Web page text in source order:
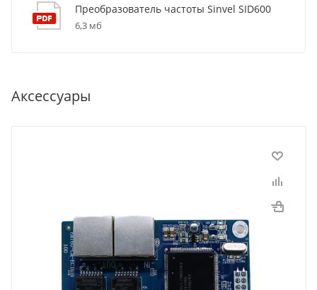
Преобразователь частоты Sinvel SID600
6,3 мб
Аксессуары